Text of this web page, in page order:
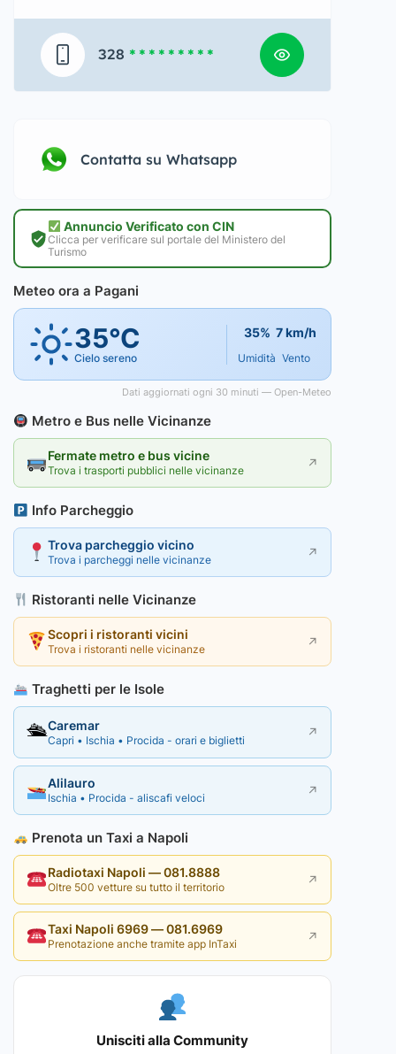
328 * * * * * * * * *
Contatta su Whatsapp
Annuncio Verificato con CIN
Clicca per verificare sul portale del Ministero del
Turismo
Meteo ora a Pagani
35°C
Cielo sereno
35%
Umidità
7 km/h
Vento
Dati aggiornati ogni 30 minuti — Open-Meteo
Metro e Bus nelle Vicinanze
Fermate metro e bus vicine
Trova i trasporti pubblici nelle vicinanze ↗
Info Parcheggio
Trova parcheggio vicino
Trova i parcheggi nelle vicinanze ↗
Ristoranti nelle Vicinanze
Scopri i ristoranti vicini
Trova i ristoranti nelle vicinanze ↗
Traghetti per le Isole
🛳Caremar
Capri • Ischia • Procida - orari e biglietti ↗
Alilauro
Ischia • Procida - aliscafi veloci ↗
Prenota un Taxi a Napoli
Radiotaxi Napoli — 081.8888
Oltre 500 vetture su tutto il territorio ↗
Taxi Napoli 6969 — 081.6969
Prenotazione anche tramite app InTaxi ↗
Unisciti alla Community